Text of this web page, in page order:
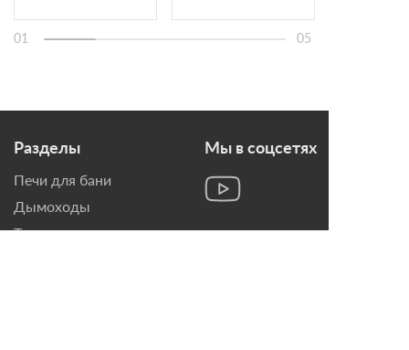
01 05
Разделы
Печи для бани
Дымоходы
Топки для камина
Мы в соцсетях